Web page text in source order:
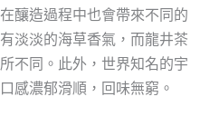
釀造過程中也會帶來不同的
淡淡的海草香氣，而龍井茶
不同。此外，世界知名的宇
感濃郁滑順，回味無窮。